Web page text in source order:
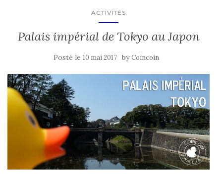
ACTIVITÉS
Palais impérial de Tokyo au Japon
Posté le 10 mai 2017 byCoincoin